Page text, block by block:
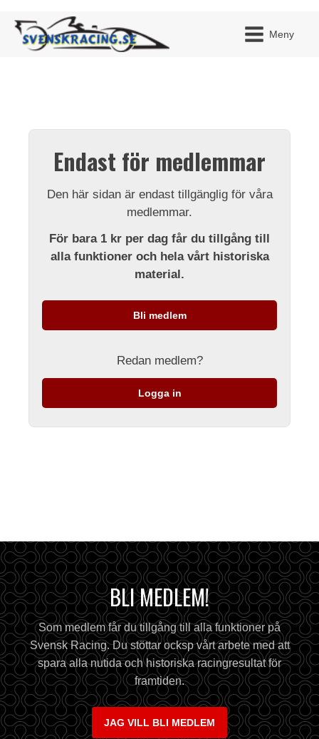
Meny
Endast för medlemmar
Den här sidan är endast tillgänglig för våra
medlemmar.
För bara 1 kr per dag får du tillgång till
alla funktioner och hela vårt historiska
material.
Bli medlem
Redan medlem?
Logga in
BLI MEDLEM!
Som medlem får du tillgång till alla funktioner på
Svensk Racing. Du stöttar ocksp vårt arbete med att
spara alla nutida och historiska racingresultat för
framtiden.
JAG VILL BLI MEDLEM